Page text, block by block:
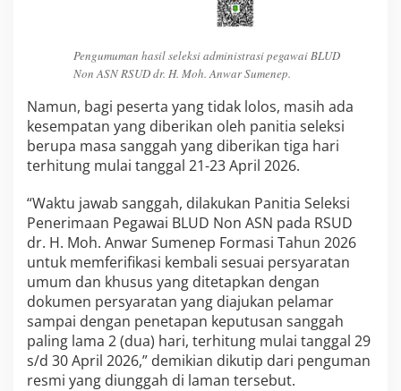
Pengumuman hasil seleksi administrasi pegawai BLUD
Non ASN RSUD dr. H. Moh. Anwar Sumenep.
Namun, bagi peserta yang tidak lolos, masih ada
kesempatan yang diberikan oleh panitia seleksi
berupa masa sanggah yang diberikan tiga hari
terhitung mulai tanggal 21-23 April 2026.
“Waktu jawab sanggah, dilakukan Panitia Seleksi
Penerimaan Pegawai BLUD Non ASN pada RSUD
dr. H. Moh. Anwar Sumenep Formasi Tahun 2026
untuk memferifikasi kembali sesuai persyaratan
umum dan khusus yang ditetapkan dengan
dokumen persyaratan yang diajukan pelamar
sampai dengan penetapan keputusan sanggah
paling lama 2 (dua) hari, terhitung mulai tanggal 29
s/d 30 April 2026,” demikian dikutip dari penguman
resmi yang diunggah di laman tersebut.